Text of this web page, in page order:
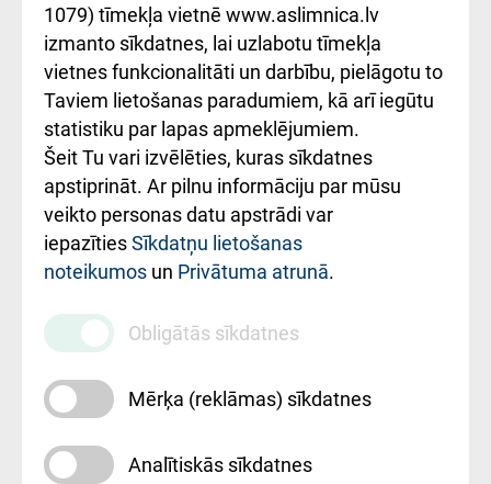
Kā pie mums nokļūt
Rēķinu apmaksas
ceļvedis
Rekvizīti un
ārstniecības
iestādes kods
010000234
Maksas
pakalpojumu
cenrādis
1079) tīmekļa vietnē www.aslimnica.lv
izmanto sīkdatnes, lai uzlabotu tīmekļa
vietnes funkcionalitāti un darbību, pielāgotu to
Taviem lietošanas paradumiem, kā arī iegūtu
statistiku par lapas apmeklējumiem.
Šeit Tu vari izvēlēties, kuras sīkdatnes
apstiprināt. Ar pilnu informāciju par mūsu
veikto personas datu apstrādi var
iepazītiesSīkdatņu lietošanas
noteikumos un Privātuma atrunā.
Obligātās sīkdatnes
Mērķa (reklāmas) sīkdatnes
Analītiskās sīkdatnes